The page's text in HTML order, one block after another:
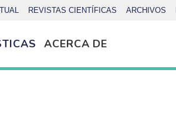
REVISTAS CIENTÍFICAS ARCHIVOS
ACERCA DE